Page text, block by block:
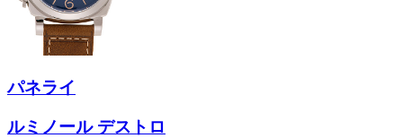
パネライ
ルミノール デストロ